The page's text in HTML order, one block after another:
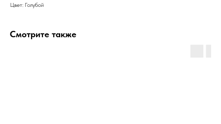
Цвет: Голубой
Смотрите также